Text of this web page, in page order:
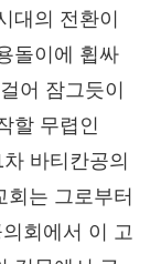
대의 전환이
돌이에 휩싸
어 잠그듯이
할 무렵인
바티칸공의
는 그로부터
회에서 이 고